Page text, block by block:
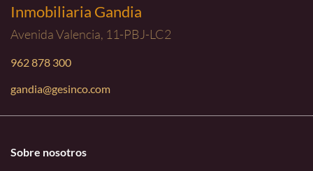
Inmobiliaria Gandia
Avenida Valencia, 11-PBJ-LC2
962 878 300
gandia@gesinco.com
Sobre nosotros